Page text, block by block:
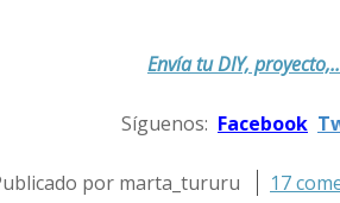
Envía tu DIY,
Síguenos: Facebook
por marta_tururu
17